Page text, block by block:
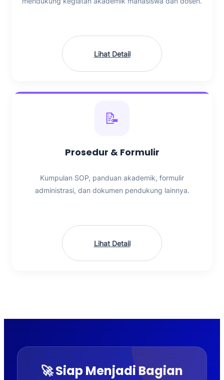
Lihat Detail
📝
Prosedur & Formulir
Kumpulan SOP, panduan akademik, formulir
administrasi, dan dokumen pendukung lainnya.
Lihat Detail
🚀 Siap Menjadi Bagian